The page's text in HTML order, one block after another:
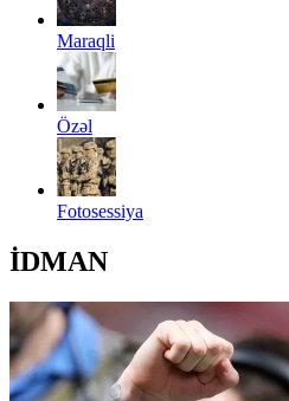
Maraqli
Özəl
Fotosessiya
İDMAN